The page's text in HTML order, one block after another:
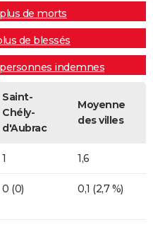
de morts
de blessés
indemnes
Saint-
Chély-
d'Aubrac
Moyenne
des villes
1 1,6
0 (0) 0,1 (2,7 %)